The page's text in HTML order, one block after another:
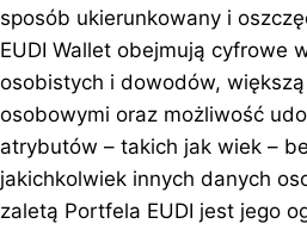
sposób ukierunkowany i
EUDI Wallet obejmują cyfrowe
osobistych i dowodów,
osobowymi oraz możliwość
atrybutów – takich jak wiek –
jakichkolwiek innych danych
zaletą Portfela EUDI jest jego